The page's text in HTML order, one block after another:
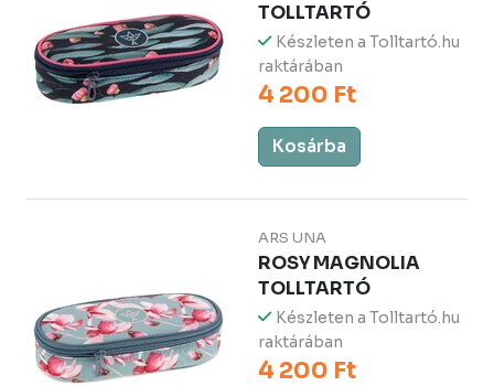
TOLLTARTÓ
Készleten a Tolltartó.hu
raktárában
4 200 Ft
Kosárba
ARS UNA
ROSY MAGNOLIA
TOLLTARTÓ
Készleten a Tolltartó.hu
raktárában
4 200 Ft